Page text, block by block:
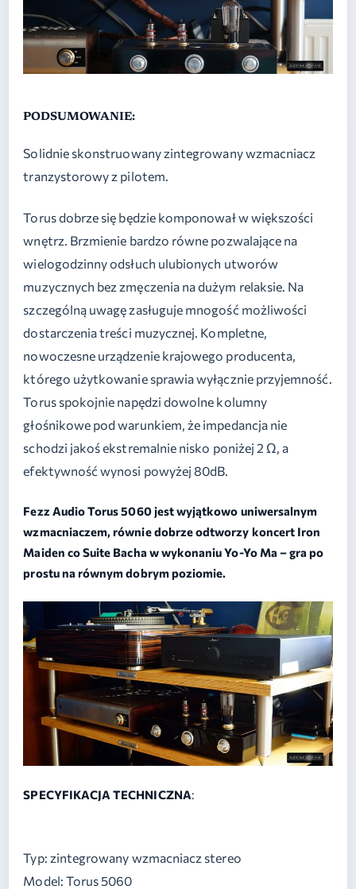
PODSUMOWANIE:
Solidnie skonstruowany zintegrowany wzmacniacz
tranzystorowy z pilotem.
Torus dobrze się będzie komponował w większości
wnętrz. Brzmienie bardzo równe pozwalające na
wielogodzinny odsłuch ulubionych utworów
muzycznych bez zmęczenia na dużym relaksie. Na
szczególną uwagę zasługuje mnogość możliwości
dostarczenia treści muzycznej. Kompletne,
nowoczesne urządzenie krajowego producenta,
którego użytkowanie sprawia wyłącznie przyjemność.
Torus spokojnie napędzi dowolne kolumny
głośnikowe pod warunkiem, że impedancja nie
schodzi jakoś ekstremalnie nisko poniżej 2 Ω, a
efektywność wynosi powyżej 80dB.
Fezz Audio Torus 5060 jest wyjątkowo uniwersalnym
wzmacniaczem, równie dobrze odtworzy koncert Iron
Maiden co Suite Bacha w wykonaniu Yo-Yo Ma – gra po
prostu na równym dobrym poziomie.
SPECYFIKACJA TECHNICZNA:
Typ: zintegrowany wzmacniacz stereo
Model: Torus 5060